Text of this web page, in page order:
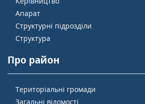
Апарат
Структурні підрозділи
Структура
Про район
Територіальні громади
Загальні відомості